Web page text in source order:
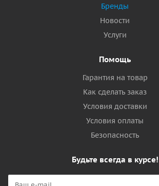
Бренды
Новости
Услуги
Помощь
Гарантия на товар
Как сделать заказ
Условия доставки
Условия оплаты
Безопасность
Будьте всегда в курсе!